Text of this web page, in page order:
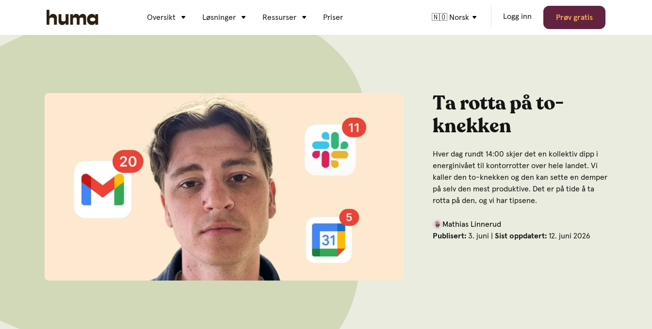
Oversikt Løsninger Ressurser Priser 🇳🇴 Norsk Logg inn Prøv gratis
Ta rotta på to-
knekken
Hver dag rundt 14:00 skjer det en kollektiv dipp i
energinivået til kontorrotter over hele landet. Vi
kaller den to-knekken og den kan sette en demper
på selv den mest produktive. Det er på tide å ta
rotta på den, og vi har tipsene.
Mathias Linnerud
Publisert: 3. juni | Sist oppdatert: 12. juni 2026